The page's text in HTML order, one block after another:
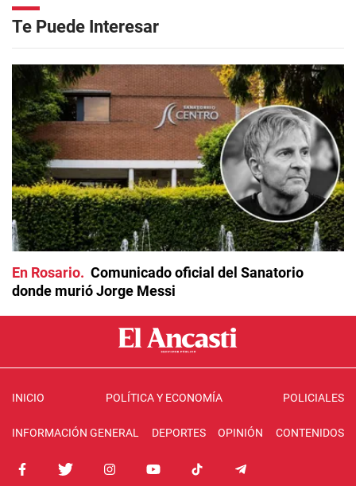
Te Puede Interesar
En Rosario
Comunicado oficial del Sanatorio
donde murió Jorge Messi
INICIO POLÍTICA Y ECONOMÍA POLICIALES
INFORMACIÓN GENERAL DEPORTES OPINIÓN CONTENIDOS